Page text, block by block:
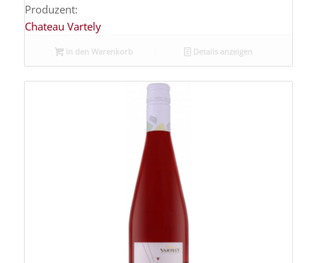
Produzent:
Chateau Vartely
In den Warenkorb Details anzeigen